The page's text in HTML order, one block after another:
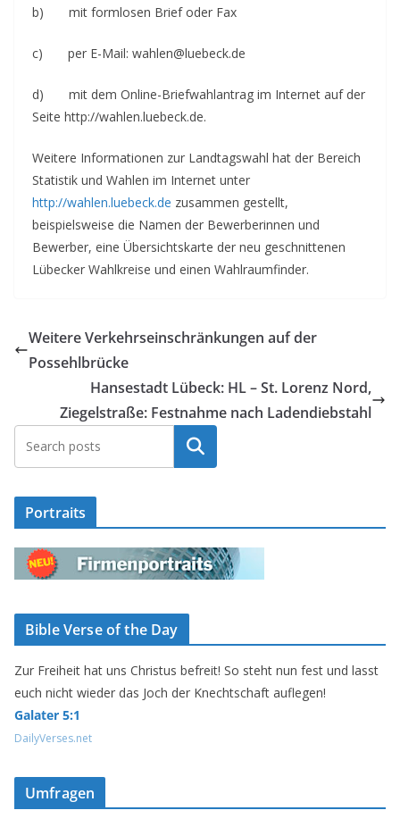
b) mit formlosen Brief oder Fax
c) per E-Mail: wahlen@luebeck.de
d) mit dem Online-Briefwahlantrag im Internet auf der
Seite http://wahlen.luebeck.de.
Weitere Informationen zur Landtagswahl hat der Bereich
Statistik und Wahlen im Internet unter
http://wahlen.luebeck.de zusammen gestellt,
beispielsweise die Namen der Bewerberinnen und
Bewerber, eine Übersichtskarte der neu geschnittenen
Lübecker Wahlkreise und einen Wahlraumfinder.
Weitere Verkehrseinschränkungen auf der
Possehlbrücke
Hansestadt Lübeck: HL – St. Lorenz Nord,
Ziegelstraße: Festnahme nach Ladendiebstahl
Suchen
Portraits
Bible Verse of the Day
Zur Freiheit hat uns Christus befreit! So steht nun fest und lasst
euch nicht wieder das Joch der Knechtschaft auflegen!
Galater 5:1
DailyVerses.net
Umfragen